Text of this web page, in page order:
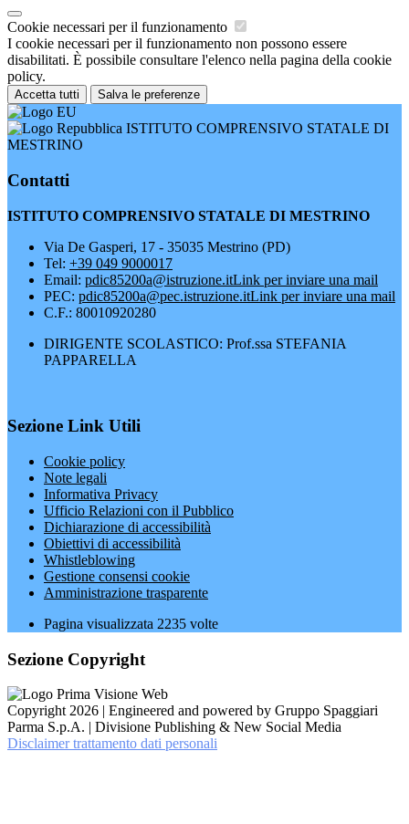
Cookie necessari per il funzionamento
I cookie necessari per il funzionamento non possono essere
disabilitati. È possibile consultare l'elenco nella pagina della cookie
policy.
Accetta tutti Salva le preferenze
ISTITUTO COMPRENSIVO STATALE DI
MESTRINO
Contatti
ISTITUTO COMPRENSIVO STATALE DI MESTRINO
Via De Gasperi, 17 - 35035 Mestrino (PD)
Tel: +39 049 9000017
Email: pdic85200a@istruzione.itLink per inviare una mail
PEC: pdic85200a@pec.istruzione.itLink per inviare una mail
C.F.: 80010920280
DIRIGENTE SCOLASTICO: Prof.ssa STEFANIA
PAPPARELLA
Sezione Link Utili
Cookie policy
Note legali
Informativa Privacy
Ufficio Relazioni con il Pubblico
Dichiarazione di accessibilità
Obiettivi di accessibilità
Whistleblowing
Gestione consensi cookie
Amministrazione trasparente
Pagina visualizzata 2235 volte
Sezione Copyright
Copyright 2026 | Engineered and powered by Gruppo Spaggiari
Parma S.p.A. | Divisione Publishing & New Social Media
Disclaimer trattamento dati personali